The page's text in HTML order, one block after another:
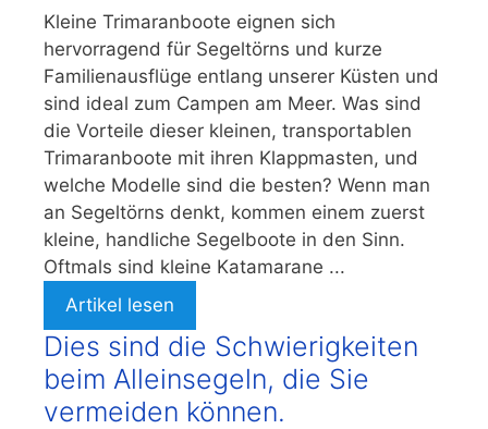
Kleine Trimaranboote eignen sich
hervorragend für Segeltörns und kurze
Familienausflüge entlang unserer Küsten und
sind ideal zum Campen am Meer. Was sind
die Vorteile dieser kleinen, transportablen
Trimaranboote mit ihren Klappmasten, und
welche Modelle sind die besten? Wenn man
an Segeltörns denkt, kommen einem zuerst
kleine, handliche Segelboote in den Sinn.
Oftmals sind kleine Katamarane ...
Artikel lesen
Dies sind die Schwierigkeiten
beim Alleinsegeln, die Sie
vermeiden können.